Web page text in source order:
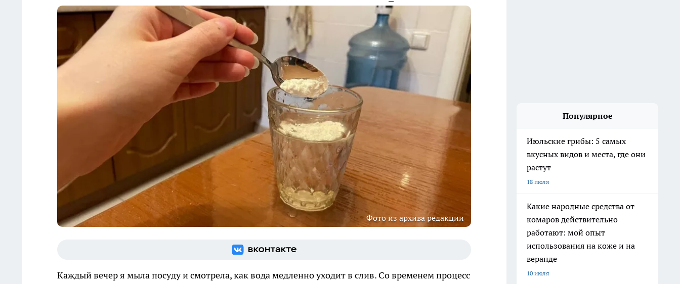
Фото из архива редакции
Каждый вечер я мыла посуду и смотрела, как вода медленно уходит в слив. Со временем процесс
Популярное
Июльские грибы: 5 самых
вкусных видов и места, где они
растут
18 июля
Какие народные средства от
комаров действительно
работают: мой опыт
использования на коже и на
веранде
10 июля